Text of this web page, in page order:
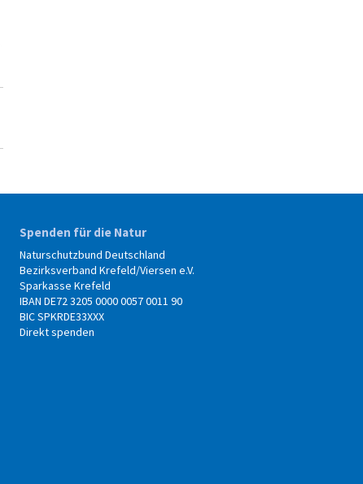
Spenden für die Natur
Naturschutzbund Deutschland
Bezirksverband Krefeld/Viersen e.V.
Sparkasse Krefeld
IBAN DE72 3205 0000 0057 0011 90
BIC SPKRDE33XXX
Direkt spenden